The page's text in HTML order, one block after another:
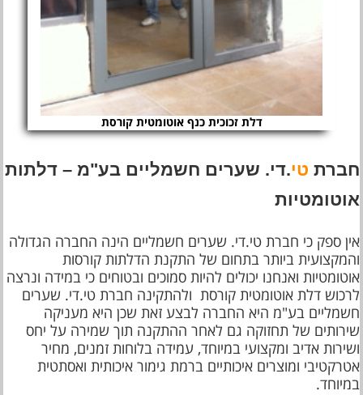
חברת טי.די. שערים חשמליים בע"מ – דלתות
אוטומטיות
אין ספק כי חברת טי.די. שערים חשמליים הינה החברה הגדולה
והמקצועית ביותר בתחום של התקנת הדלתות קורסות
אוטומטיות ואנחנו יכולים להיות סמוכים ובטוחים כי במידה ונרצה
לרכוש דלת אוטומטית קורסת ולהתקינה חברת טי.די. שערים
חשמליים בע"מ היא החברה לבצע זאת שכן היא מעניקה
שירותים של תחזוקה גם לאחר ההתקנה תוך שמירה על יחס
ושירות אדיב ומקצועי במיוחד, עמידה בלוחות זמנים, מחיר
אטרקטיבי ומוצרים איכותיים ברמת גימור איכותית ואסתטית
במיוחד.
דלת זכוכית כנף אוטומטית קורסת